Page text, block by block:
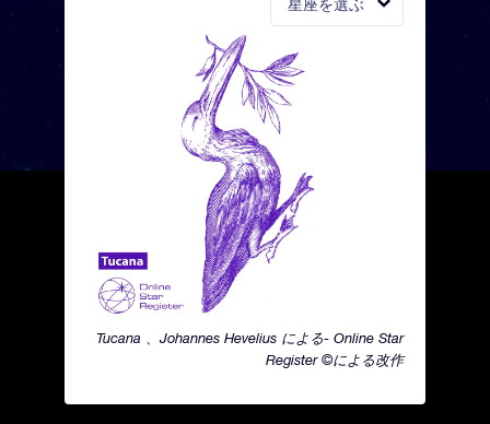
星座を選ぶ
Tucana 、Johannes Hevelius による- Online Star
Register ©による改作